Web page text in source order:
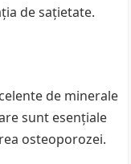
de sațietate.
de minerale
sunt esențiale
osteoporozei.